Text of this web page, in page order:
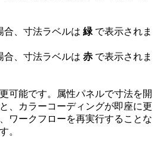
合、寸法ラベルは 緑 で表示されま
合、寸法ラベルは 赤 で表示されま
可能です。属性パネルで寸法を開
、カラーコーディングが即座に更
ワークフローを再実行することな
。